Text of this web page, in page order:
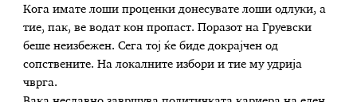
Кога имате лоши проценки донесувате лоши одлуки, а
тие, пак, ве водат кон пропаст. Поразот на Груевски
беше неизбежен. Сега тој ќе биде докрајчен од
сопствените. На локалните избори и тие му удрија
чврга.